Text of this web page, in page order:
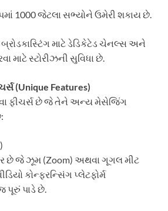
1000 જેટલા સભ્યોને ઉમેરી શકાય છે.
માટે ડેડિકેટેડ ચેનલ્સ અને
માટે સ્ટોરીઝની સુવિધા છે.
(Unique Features)
ફીચર્સ છે જે તેને અન્ય મેસેજિંગ
છે જે ઝૂમ (Zoom) અથવા ગૂગલ મીટ
કોન્ફરન્સિંગ પ્લેટફોર્મ
પૂરું પાડે છે.